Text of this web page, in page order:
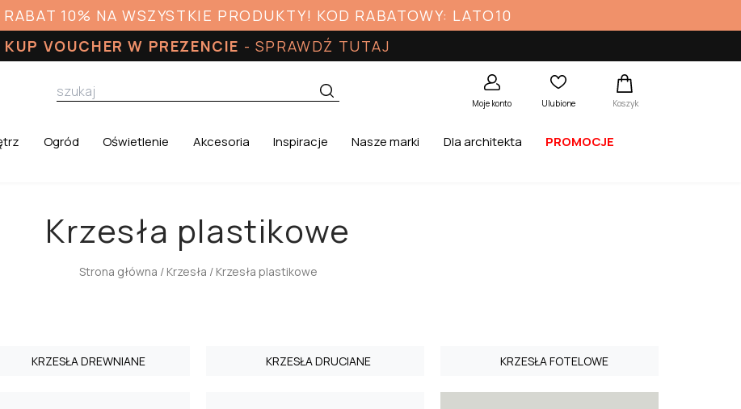
10% NA WSZYSTKIE PRODUKTY! KOD RABATOWY: LATO10
KUP VOUCHER W PREZENCIE - SPRAWDŹ TUTAJ
Moje konto Ulubione Koszyk
Ogród Oświetlenie Akcesoria Inspiracje Nasze marki Dla architekta PROMOCJE
Krzesła plastikowe
Strona główna / Krzesła / Krzesła plastikowe
KRZESŁA DREWNIANE KRZESŁA DRUCIANE KRZESŁA FOTELOWE